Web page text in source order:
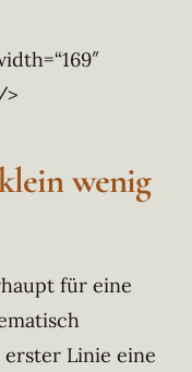
>
wenig
für eine
Linie eine